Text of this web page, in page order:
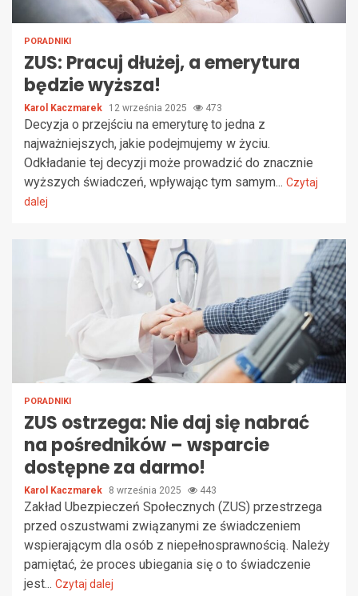
PORADNIKI
ZUS: Pracuj dłużej, a emerytura
będzie wyższa!
Karol Kaczmarek 12 września 2025 473
Decyzja o przejściu na emeryturę to jedna z
najważniejszych, jakie podejmujemy w życiu.
Odkładanie tej decyzji może prowadzić do znacznie
wyższych świadczeń, wpływając tym samym... Czytaj
dalej
PORADNIKI
ZUS ostrzega: Nie daj się nabrać
na pośredników – wsparcie
dostępne za darmo!
Karol Kaczmarek 8 września 2025 443
Zakład Ubezpieczeń Społecznych (ZUS) przestrzega
przed oszustwami związanymi ze świadczeniem
wspierającym dla osób z niepełnosprawnością. Należy
pamiętać, że proces ubiegania się o to świadczenie
jest... Czytaj dalej